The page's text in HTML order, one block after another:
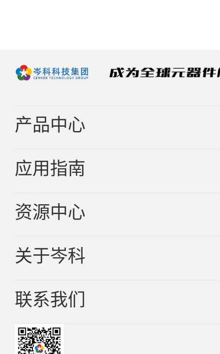
产品中心
车规品
消费品
应用指南
汽车电子
新能源
服务器
光电
资源中心
新品资讯
技术文章
常见问题F&Q
关于岑科
企业简介
发展历程
联系我们
联系方式